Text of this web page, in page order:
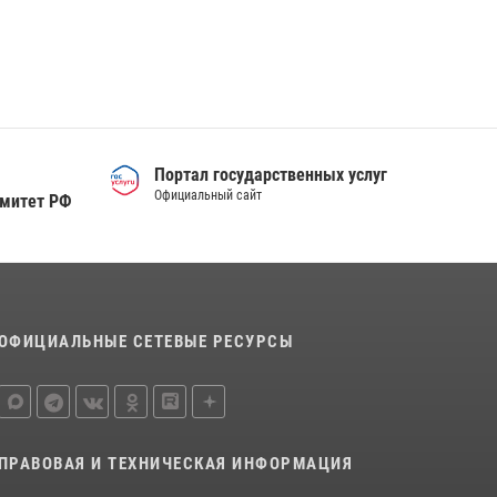
05 августа 2026, 05:35
РФ
Портал государственных услуг
Официальный сайт
СЕТЕВЫЕ РЕСУРСЫ
ПРАВОВАЯ И ТЕХНИЧЕСКАЯ ИНФОРМАЦИЯ